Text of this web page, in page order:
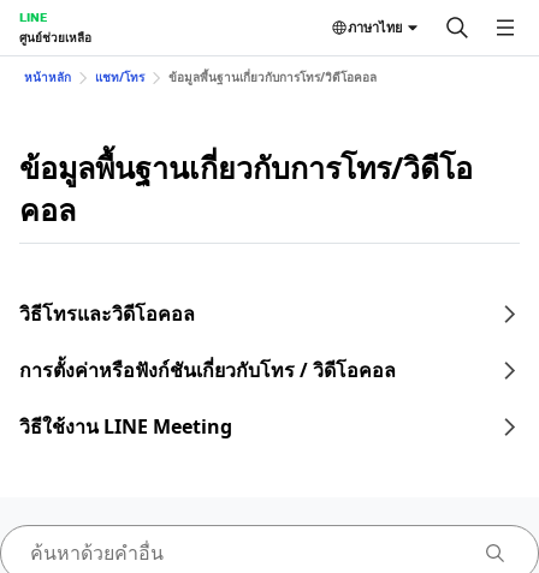
LINE
ศูนย์ช่วยเหลือ
ภาษาไทย
หน้าหลัก แชท/โทร ข้อมูลพื้นฐานเกี่ยวกับการโทร/วิดีโอคอล
ข้อมูลพื้นฐานเกี่ยวกับการโทร/วิดีโอ
คอล
วิธีโทรและวิดีโอคอล
การตั้งค่าหรือฟังก์ชันเกี่ยวกับโทร / วิดีโอคอล
วิธีใช้งาน LINE Meeting